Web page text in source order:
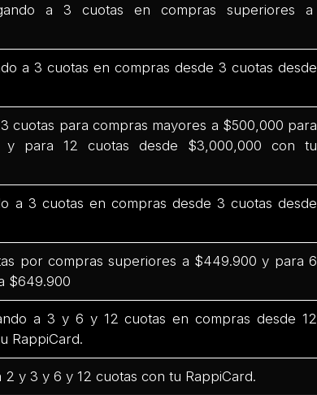
a 3 cuotas en compras superiores a
a 3 cuotas en compras desde 3 cuotas desde
cuotas para compras mayores a $500,000 para
y para 12 cuotas desde $3,000,000 con tu
a 3 cuotas en compras desde 3 cuotas desde
por compras superiores a $449.900 y para 6
$649.900
a 3 y 6 y 12 cuotas en compras desde 12
RappiCard.
y 3 y 6 y 12 cuotas con tu RappiCard.